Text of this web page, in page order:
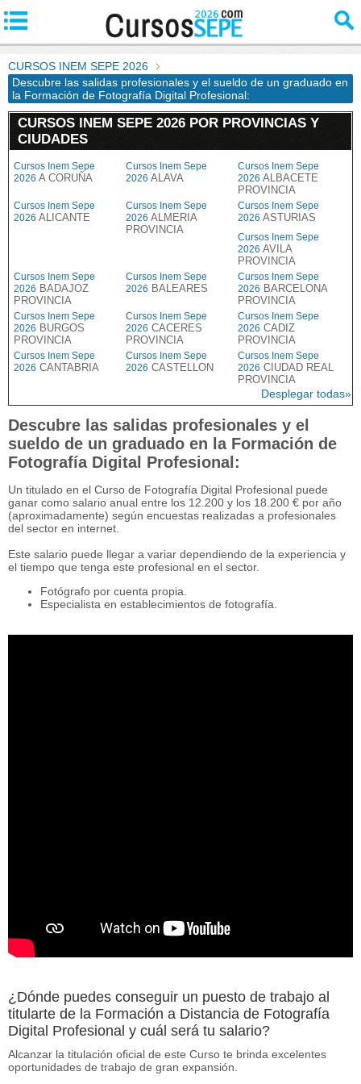
CURSOS INEM SEPE 2026
Descubre las salidas profesionales y el sueldo de un graduado en
la Formación de Fotografía Digital Profesional:
CURSOS INEM SEPE 2026 POR PROVINCIAS Y
CIUDADES
Cursos Inem Sepe
2026 A CORUÑA
Cursos Inem Sepe
2026 ALAVA
Cursos Inem Sepe
2026 ALBACETE
PROVINCIA
Cursos Inem Sepe
2026 ALICANTE
Cursos Inem Sepe
2026 ALMERIA
PROVINCIA
Cursos Inem Sepe
2026 ASTURIAS
Cursos Inem Sepe
2026 AVILA
PROVINCIA
Cursos Inem Sepe
2026 BADAJOZ
PROVINCIA
Cursos Inem Sepe
2026 BALEARES
Cursos Inem Sepe
2026 BARCELONA
PROVINCIA
Cursos Inem Sepe
2026 BURGOS
PROVINCIA
Cursos Inem Sepe
2026 CACERES
PROVINCIA
Cursos Inem Sepe
2026 CADIZ
PROVINCIA
Cursos Inem Sepe
2026 CANTABRIA
Cursos Inem Sepe
2026 CASTELLON
Cursos Inem Sepe
2026 CIUDAD REAL
PROVINCIA
Desplegar todas»
Descubre las salidas profesionales y el
sueldo de un graduado en la Formación de
Fotografía Digital Profesional:
Un titulado en el Curso de Fotografía Digital Profesional puede
ganar como salario anual entre los 12.200 y los 18.200 € por año
(aproximadamente) según encuestas realizadas a profesionales
del sector en internet.
Este salario puede llegar a variar dependiendo de la experiencia y
el tiempo que tenga este profesional en el sector.
Fotógrafo por cuenta propia.
Especialista en establecimientos de fotografía.
¿Dónde puedes conseguir un puesto de trabajo al
titularte de la Formación a Distancia de Fotografía
Digital Profesional y cuál será tu salario?
Alcanzar la titulación oficial de este Curso te brinda excelentes
oportunidades de trabajo de gran expansión.